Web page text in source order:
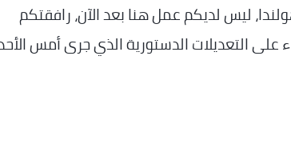
ليس لديكم عمل هنا بعد الآن، رافقتكم
على التعديلات الدستورية الذي جرى أمس